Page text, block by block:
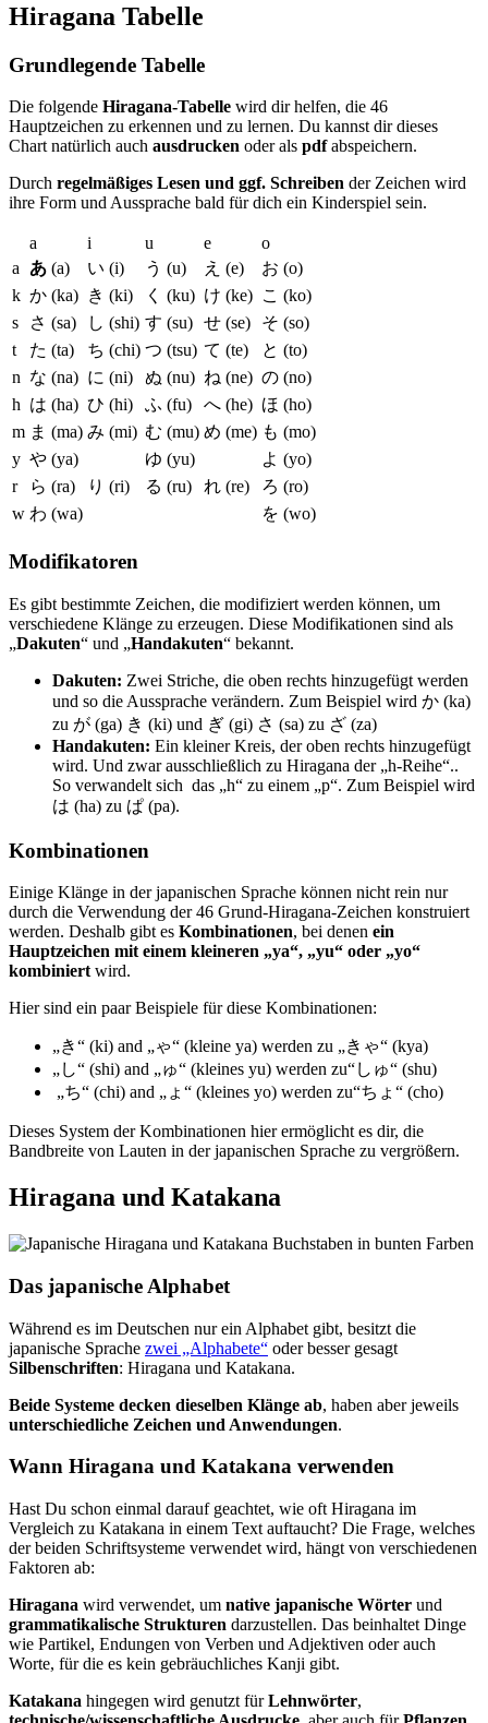
Hiragana Tabelle
Grundlegende Tabelle
Die folgende Hiragana-Tabelle wird dir helfen, die 46
Hauptzeichen zu erkennen und zu lernen. Du kannst dir dieses
Chart natürlich auch ausdrucken oder als pdfabspeichern.
Durch regelmäßiges Lesen und ggf. Schreiben der Zeichen wird
ihre Form und Aussprache bald für dich ein Kinderspiel sein.
a i u e
o
a あ (a) い (i) う (u) え (e)
お (o)
k か (ka) き (ki) く (ku) け (ke) こ (ko)
s
さ (sa) し (shi) す (su) せ (se)
そ (so)
t
た (ta) ち (chi) つ (tsu) て (te)
と (to)
n な (na) に (ni) ぬ (nu) ね (ne) の (no)
h は (ha) ひ (hi) ふ (fu) へ (he) ほ (ho)
m ま (ma) み (mi) む (mu) め (me) も (mo)
y や (ya) ゆ (yu)
よ (yo)
r
ら (ra) り (ri) る (ru) れ (re)
ろ (ro)
w わ (wa) を (wo)
Modifikatoren
Es gibt bestimmte Zeichen, die modifiziert werden können, um
verschiedene Klänge zu erzeugen. Diese Modifikationen sind als
„Dakuten“ und „Handakuten“ bekannt.
Dakuten: Zwei Striche, die oben rechts hinzugefügt werden
und so die Aussprache verändern. Zum Beispiel wird か (ka)
zu が (ga) き (ki) und ぎ (gi) さ (sa) zu ざ (za)
Handakuten: Ein kleiner Kreis, der oben rechts hinzugefügt
wird. Und zwar ausschließlich zu Hiragana der „h-Reihe“..
So verwandelt sich das „h“ zu einem „p“. Zum Beispiel wird
は (ha) zu ぱ (pa).
Kombinationen
Einige Klänge in der japanischen Sprache können nicht rein nur
durch die Verwendung der 46 Grund-Hiragana-Zeichen konstruiert
werden. Deshalb gibt es Kombinationen, bei denen ein
Hauptzeichen mit einem kleineren „ya“, „yu“ oder „yo“
kombiniert wird.
Hier sind ein paar Beispiele für diese Kombinationen:
„き“ (ki) and „ゃ“ (kleine ya) werden zu „きゃ“ (kya)
„し“ (shi) and „ゅ“ (kleines yu) werden zu“しゅ“ (shu)
„ち“ (chi) and „ょ“ (kleines yo) werden zu“ちょ“ (cho)
Dieses System der Kombinationen hier ermöglicht es dir, die
Bandbreite von Lauten in der japanischen Sprache zu vergrößern.
Hiragana und Katakana
Das japanische Alphabet
Während es im Deutschen nur ein Alphabet gibt, besitzt die
japanische Sprache zwei „Alphabete“ oder besser gesagt
Silbenschriften: Hiragana und Katakana.
Beide Systeme decken dieselben Klänge ab, haben aber jeweils
unterschiedliche Zeichen und Anwendungen.
Wann Hiragana und Katakana verwenden
Hast Du schon einmal darauf geachtet, wie oft Hiragana im
Vergleich zu Katakana in einem Text auftaucht? Die Frage, welches
der beiden Schriftsysteme verwendet wird, hängt von verschiedenen
Faktoren ab:
Hiragana wird verwendet, um native japanische Wörter und
grammatikalische Strukturen darzustellen. Das beinhaltet Dinge
wie Partikel, Endungen von Verben und Adjektiven oder auch
Worte, für die es kein gebräuchliches Kanji gibt.
Katakana hingegen wird genutzt fürLehnwörter,